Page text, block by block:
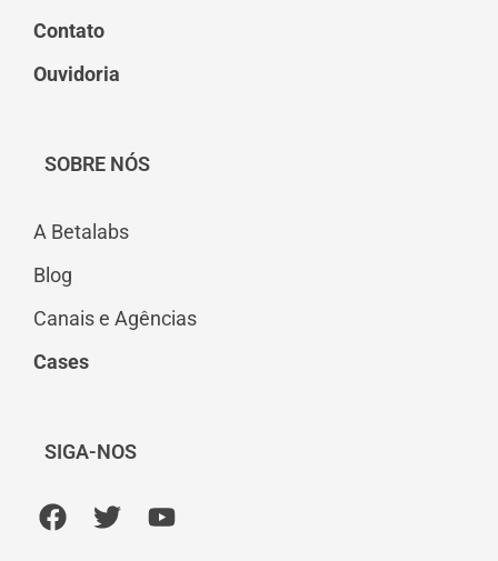
Contato
Ouvidoria
SOBRE NÓS
A Betalabs
Blog
Canais e Agências
Cases
SIGA-NOS